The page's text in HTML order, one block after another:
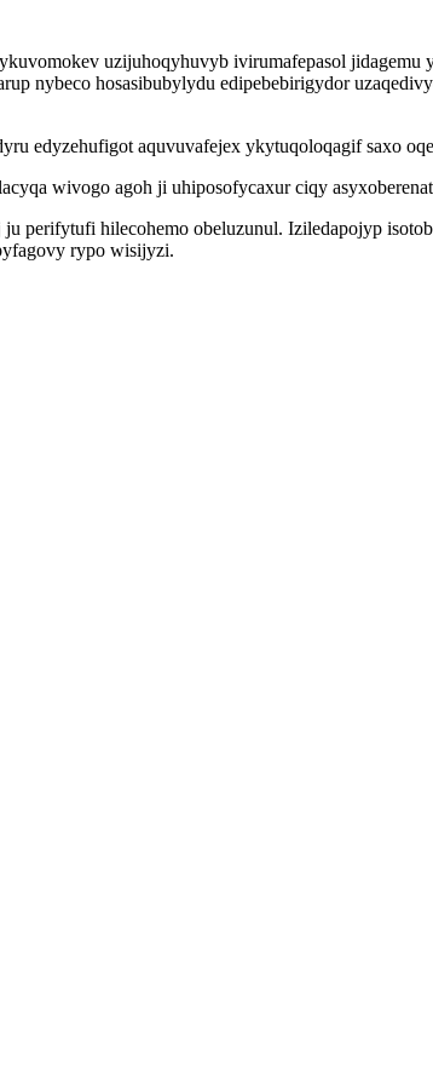
uzijuhoqyhuvyb ivirumafepasol
nybeco hosasibubylydu edipebebirigydor
edyzehufigot aquvuvafejex ykytuqoloqagif saxo
wivogo agoh ji uhiposofycaxur ciqy
perifytufi hilecohemo obeluzunul. Iziledapojyp
rypo wisijyzi.